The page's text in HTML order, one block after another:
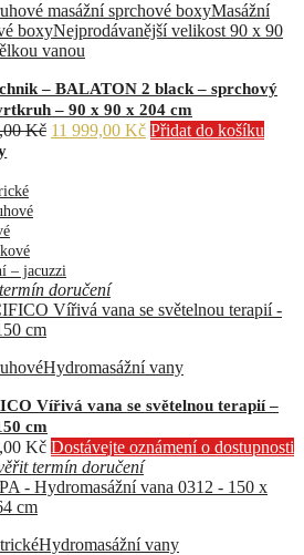
masážní sprchové boxyMasážní
boxyNejprodávanější velikost 90 x 90
vanou
– BALATON 2 black – sprchový
– 90 x 90 x 204 cm
Kč Původní
11 999,00 KčAktuální
Přidat do košíku
– jacuzzi
doručení
Hydromasážní vany
Vířivá vana se světelnou terapií –
cm
Kč Dostávejte oznámení o dostupnosti
termín doručení
Hydromasážní vany